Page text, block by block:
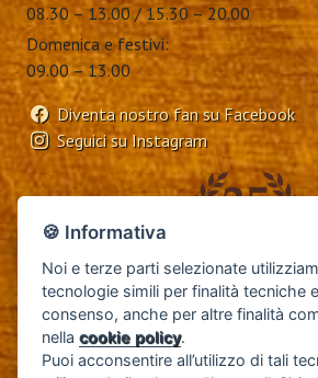
08.30 – 13.00 / 15.30 – 20.00
Domenica e festivi:
09.00 – 13.00
Diventa nostro fan su Facebook
Seguici su Instagram
Garanzia |
Condizioni generali di
🍪 Informativa
Noi e terze parti selezionate
tecnologie simili per finalità tecniche
consenso, anche per altre finalità
nellacookie policy.
Puoi acconsentire all’utilizzo di tali